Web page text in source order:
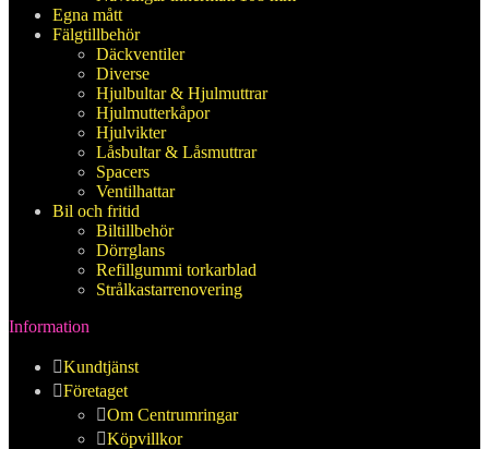
Egna mått
Fälgtillbehör
Däckventiler
Diverse
Hjulbultar & Hjulmuttrar
Hjulmutterkåpor
Hjulvikter
Låsbultar & Låsmuttrar
Spacers
Ventilhattar
Bil och fritid
Biltillbehör
Dörrglans
Refillgummi torkarblad
Strålkastarrenovering
Information
Kundtjänst
Företaget
Om Centrumringar
Köpvillkor